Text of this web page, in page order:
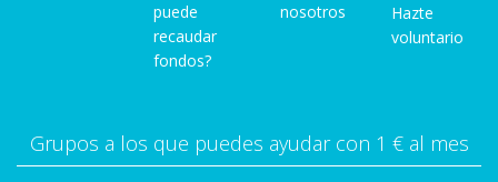
puede
recaudar
fondos?
nosotros
Hazte
voluntario
Grupos a los que puedes ayudar con 1 € al mes